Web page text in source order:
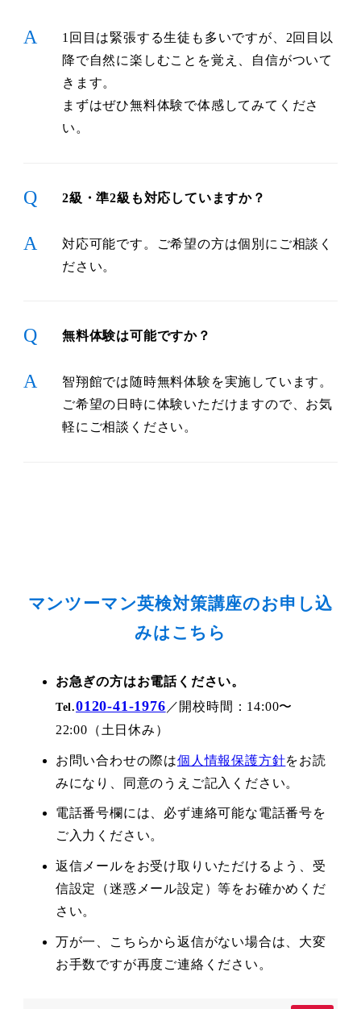
A
1回目は緊張する生徒も多いですが、2回目以
降で自然に楽しむことを覚え、自信がついて
きます。
まずはぜひ無料体験で体感してみてくださ
い。
Q 2級・準2級も対応していますか？
A
対応可能です。ご希望の方は個別にご相談く
ださい。
Q 無料体験は可能ですか？
A
智翔館では随時無料体験を実施しています。
ご希望の日時に体験いただけますので、お気
軽にご相談ください。
マンツーマン英検対策講座のお申し込
みはこちら
お急ぎの方はお電話ください。
Tel.0120-41-1976 ／開校時間：14:00〜
22:00（土日休み）
お問い合わせの際は個人情報保護方針をお読
みになり、同意のうえご記入ください。
電話番号欄には、必ず連絡可能な電話番号を
ご入力ください。
返信メールをお受け取りいただけるよう、受
信設定（迷惑メール設定）等をお確かめくだ
さい。
万が一、こちらから返信がない場合は、大変
お手数ですが再度ご連絡ください。